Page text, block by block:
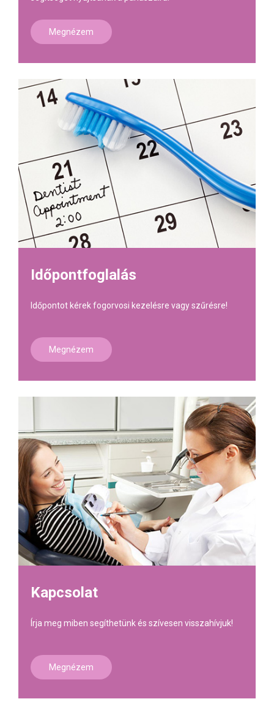
Megnézem
Időpontfoglalás
Időpontot kérek fogorvosi kezelésre vagy szűrésre!
Megnézem
Kapcsolat
Írja meg miben segíthetünk és szívesen visszahívjuk!
Megnézem